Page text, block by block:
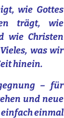
wie Gottes
trägt, wie
wie Christen
was wir
hinein.
– für
und neue
einfach einmal